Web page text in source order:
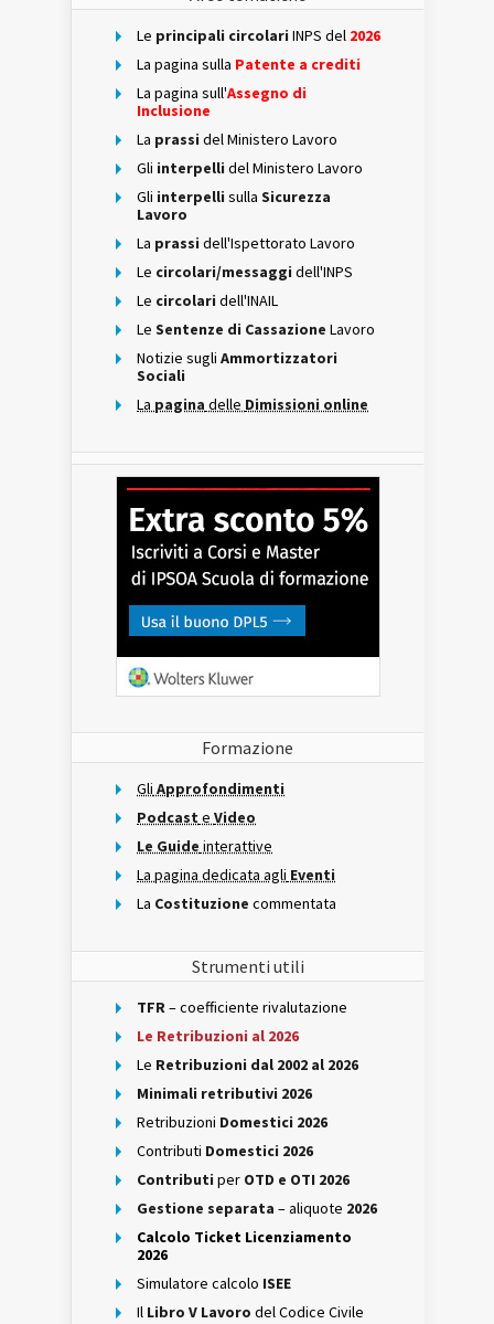
Le principali circolari INPS del 2026
La pagina sulla Patente a crediti
La pagina sull'Assegno di
Inclusione
La prassi del Ministero Lavoro
Gli interpelli del Ministero Lavoro
Gli interpelli sulla Sicurezza
Lavoro
La prassi dell'Ispettorato Lavoro
Le circolari/messaggi dell'INPS
Le circolari dell'INAIL
Le Sentenze di Cassazione Lavoro
Notizie sugli Ammortizzatori
Sociali
La pagina delle Dimissioni online
Formazione
Gli Approfondimenti
Podcast e Video
Le Guide interattive
La pagina dedicata agli Eventi
La Costituzione commentata
Strumenti utili
TFR– coefficiente rivalutazione
Le Retribuzioni al 2026
Le Retribuzioni dal 2002 al 2026
Minimali retributivi 2026
Retribuzioni Domestici 2026
Contributi Domestici 2026
Contributi per OTD e OTI 2026
Gestione separata – aliquote 2026
Calcolo Ticket Licenziamento
2026
Simulatore calcolo ISEE
Il Libro V Lavoro del Codice Civile